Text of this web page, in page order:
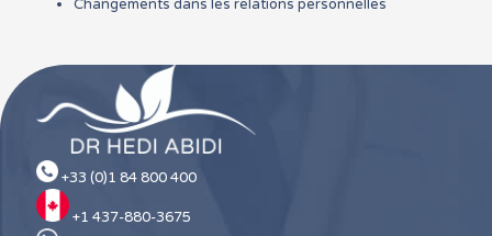
Changements dans les relations personnelles
+33 (0)1 84 800 400
+1 437-880-3675